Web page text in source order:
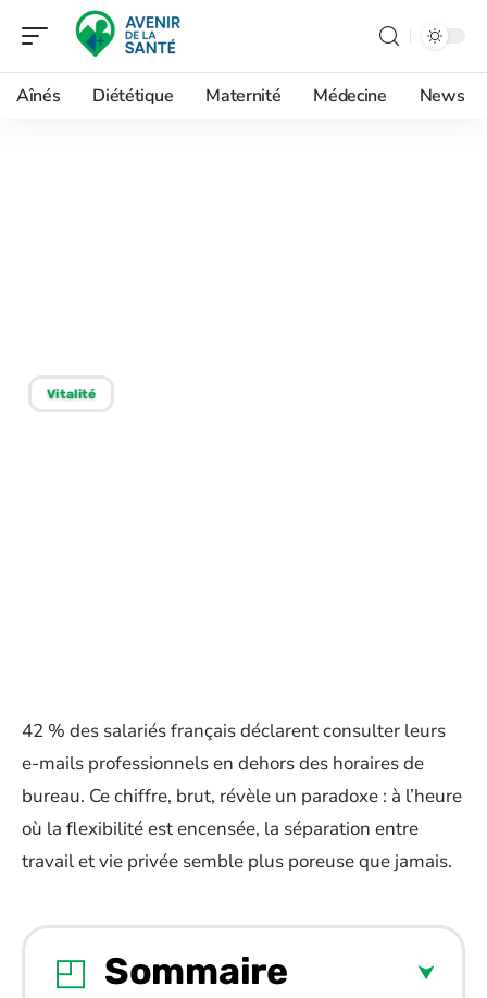
Aînés Diététique Maternité Médecine News
Vitalité
42 % des salariés français déclarent consulter leurs
e-mails professionnels en dehors des horaires de
bureau. Ce chiffre, brut, révèle un paradoxe : à l’heure
où la flexibilité est encensée, la séparation entre
travail et vie privée semble plus poreuse que jamais.
Sommaire